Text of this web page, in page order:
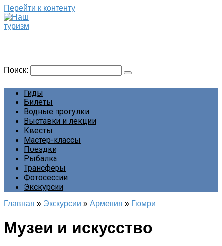
Перейти к контенту
Поиск:
Гиды
Билеты
Водные прогулки
Выставки и лекции
Квесты
Мастер-классы
Поездки
Рыбалка
Трансферы
Фотосессии
Экскурсии
Главная » Экскурсии » Армения » Гюмри
Музеи и искусство